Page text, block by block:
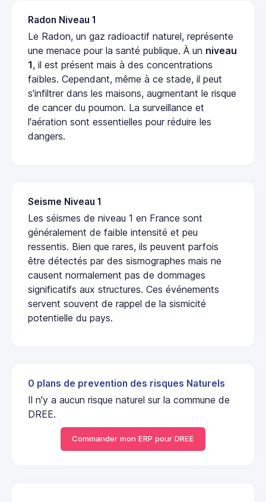
Radon Niveau 1
Le Radon, un gaz radioactif naturel, représente
une menace pour la santé publique. À un niveau
1, il est présent mais à des concentrations
faibles. Cependant, même à ce stade, il peut
s'infiltrer dans les maisons, augmentant le risque
de cancer du poumon. La surveillance et
l'aération sont essentielles pour réduire les
dangers.
Seisme Niveau 1
Les séismes de niveau 1 en France sont
généralement de faible intensité et peu
ressentis. Bien que rares, ils peuvent parfois
être détectés par des sismographes mais ne
causent normalement pas de dommages
significatifs aux structures. Ces événements
servent souvent de rappel de la sismicité
potentielle du pays.
0 plans de prevention des risques Naturels
Il n'y a aucun risque naturel sur la commune de
DREE.
Commander mon ERP pour DREE